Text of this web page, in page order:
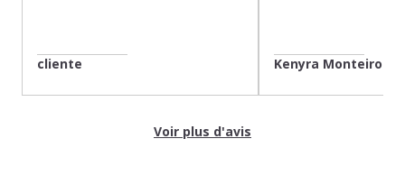
cliente Kenyra Monteiro
Voir plus d'avis